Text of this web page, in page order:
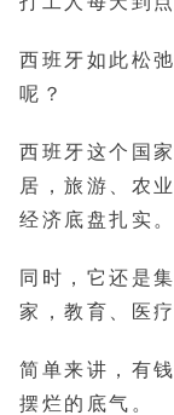
西班牙如此松
呢？
西班牙这个国
居，旅游、农
经济底盘扎实。
同时，它还是
家，教育、医
简单来讲，有
摆烂的底气。